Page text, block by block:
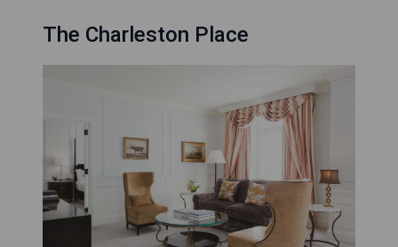
The Charleston Place